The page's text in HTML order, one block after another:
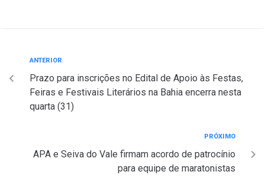
ANTERIOR
Prazo para inscrições no Edital de Apoio às Festas,
Feiras e Festivais Literários na Bahia encerra nesta
quarta (31)
PRÓXIMO
APA e Seiva do Vale firmam acordo de patrocínio
para equipe de maratonistas